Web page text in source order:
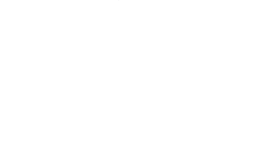
の人間性を十分に開花させるべく自ら学
如何に展開・発展されるべきかについて考